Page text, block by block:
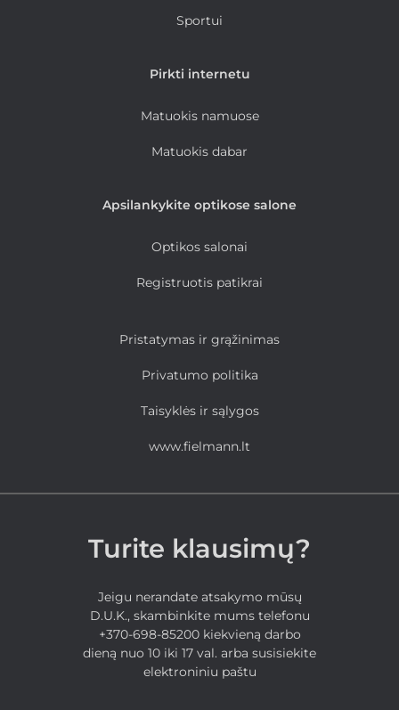
Sportui
Pirkti internetu
Matuokis namuose
Matuokis dabar
Apsilankykite optikose salone
Optikos salonai
Registruotis patikrai
Pristatymas ir grąžinimas
Privatumo politika
Taisyklės ir sąlygos
www.fielmann.lt
Turite klausimų?
Jeigu nerandate atsakymo mūsų
D.U.K., skambinkite mums telefonu
+370-698-85200 kiekvieną darbo
dieną nuo 10 iki 17 val. arba susisiekite
elektroniniu paštu